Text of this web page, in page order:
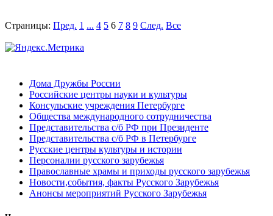
Страницы: Пред. 1 ... 4 5 6 7 8 9 След. Все
Дома Дружбы России
Российские центры науки и культуры
Консульские учреждения Петербурге
Общества международного сотрудничества
Представительства с/б РФ при Президенте
Представительства с/б РФ в Петербурге
Русские центры культуры и истории
Персоналии русского зарубежья
Православные храмы и приходы русского зарубежья
Новости,события, факты Русского Зарубежья
Анонсы мероприятий Русского Зарубежья